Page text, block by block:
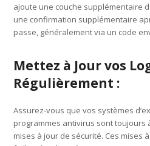
ajoute une couche supplémentaire
une confirmation supplémentaire
passe, généralement via un code
Mettez à Jour vos
Régulièrement :
Assurez-vous que vos systèmes
programmes antivirus sont toujours
mises à jour de sécurité. Ces mises